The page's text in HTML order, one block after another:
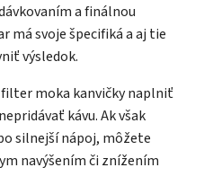
a finálnou
má svoje špecifiká a aj tie
výsledok.
filter moka kanvičky naplniť
kávu. Ak však
silnejší nápoj, môžete
navýšením či znížením